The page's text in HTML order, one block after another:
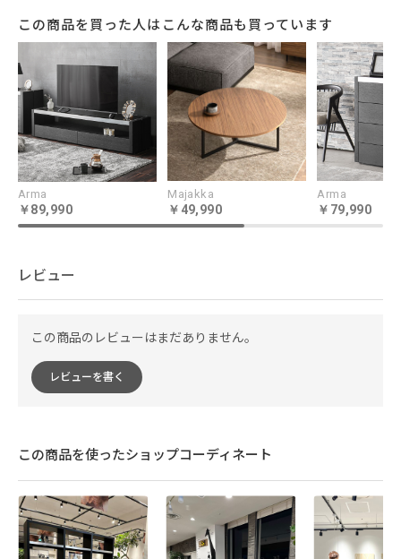
空間に美しく調和する
モダンなスタイル
美しい直線で構成されたモダンなデザイン。
角を落としたシンプルなフォルムが空間に自
この商品を買った人はこんな商品も買っています
Arma
89,990
Majakka
49,990
Arma
79,990
レビュー
この商品のレビューはまだありません。
レビューを書く
この商品を使ったショップコーディネート